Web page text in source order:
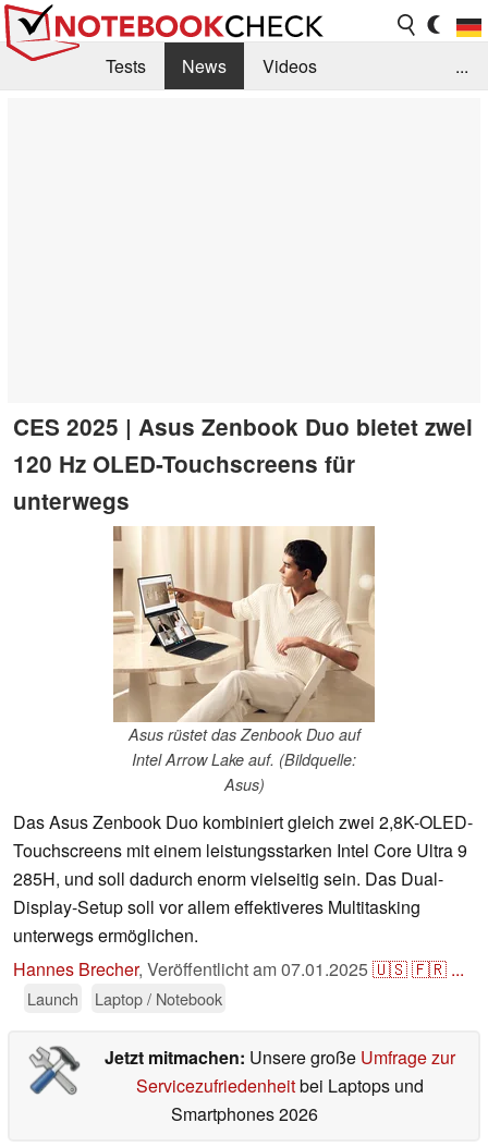
Tests News
Videos
...
CES 2025 | Asus Zenbook Duo bietet zwei
120 Hz OLED-Touchscreens für
unterwegs
Asus rüstet das Zenbook Duo auf
Intel Arrow Lake auf. (Bildquelle:
Asus)
Das Asus Zenbook Duo kombiniert gleich zwei 2,8K-OLED-
Touchscreens mit einem leistungsstarken Intel Core Ultra 9
285H, und soll dadurch enorm vielseitig sein. Das Dual-
Display-Setup soll vor allem effektiveres Multitasking
unterwegs ermöglichen.
Hannes Brecher, Veröffentlicht am07.01.2025🇺🇸🇫🇷 ...
Launch Laptop / Notebook
Jetzt mitmachen: Unsere große Umfrage zur
Servicezufriedenheitbei Laptops und
Smartphones 2026